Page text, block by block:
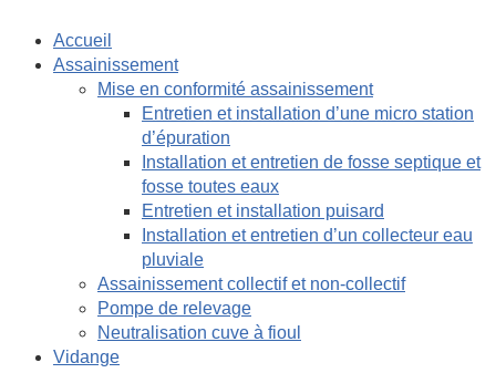
Accueil
Assainissement
Mise en conformité assainissement
Entretien et installation d’une micro station
d’épuration
Installation et entretien de fosse septique et
fosse toutes eaux
Entretien et installation puisard
Installation et entretien d’un collecteur eau
pluviale
Assainissement collectif et non-collectif
Pompe de relevage
Neutralisation cuve à fioul
Vidange